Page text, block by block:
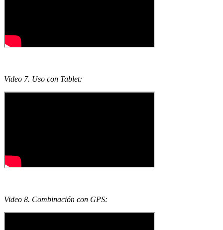
Video 7. Uso con Tablet:
Video 8. Combinación con GPS: